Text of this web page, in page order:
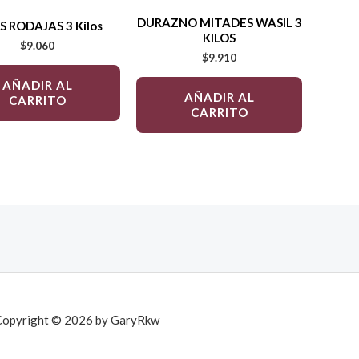
RODAJAS 3 Kilos
$9.060
AÑADIR AL
CARRITO
DURAZNO MITADES WASIL 3
KILOS
$9.910
AÑADIR AL
CARRITO
© 2026 by GaryRkw